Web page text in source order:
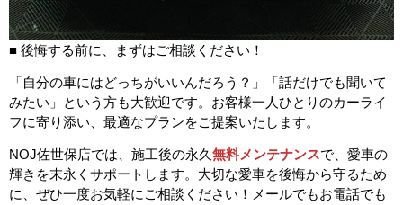
■ 後悔する前に、まずはご相談ください！
「自分の車にはどっちがいいんだろう？」「話だけでも聞いて
みたい」という方も大歓迎です。お客様一人ひとりのカーライ
フに寄り添い、最適なプランをご提案いたします。
NOJ佐世保店では、施工後の永久 無料メンテナンスで、愛車の
輝きを末永くサポートします。大切な愛車を後悔から守るため
に、ぜひ一度お気軽にご相談ください！メールでもお電話でも